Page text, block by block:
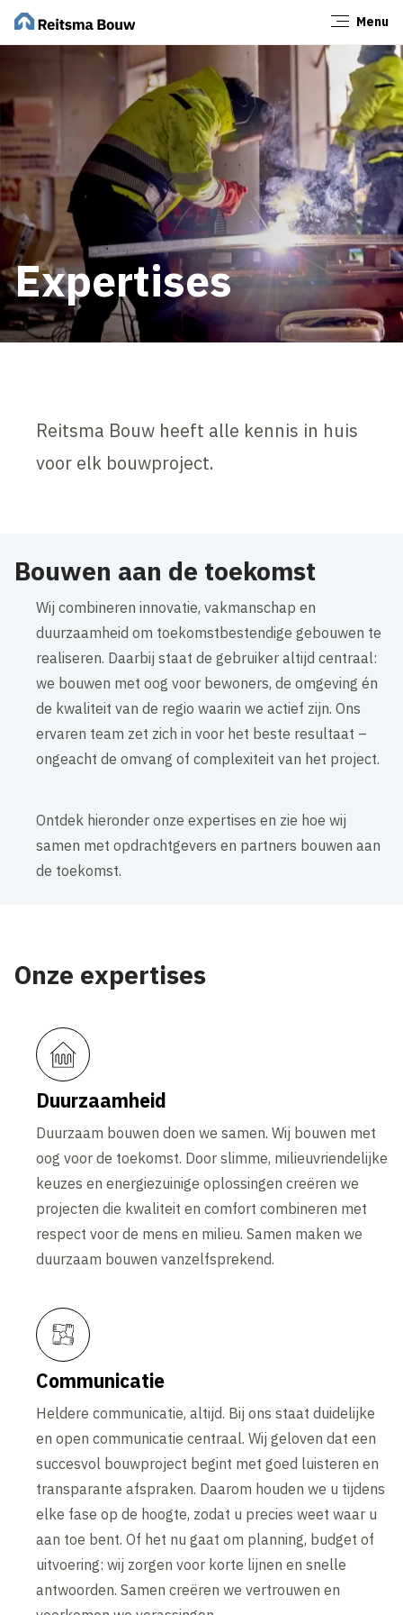
Menu
Expertises
Reitsma Bouw heeft alle kennis in huis
voor elk bouwproject.
Bouwen aan de toekomst
Wij combineren innovatie, vakmanschap en
duurzaamheid om toekomstbestendige gebouwen te
realiseren. Daarbij staat de gebruiker altijd centraal:
we bouwen met oog voor bewoners, de omgeving én
de kwaliteit van de regio waarin we actief zijn. Ons
ervaren team zet zich in voor het beste resultaat –
ongeacht de omvang of complexiteit van het project.
Ontdek hieronder onze expertises en zie hoe wij
samen met opdrachtgevers en partners bouwen aan
de toekomst.
Onze expertises
Duurzaamheid
Duurzaam bouwen doen we samen. Wij bouwen met
oog voor de toekomst. Door slimme, milieuvriendelijke
keuzes en energiezuinige oplossingen creëren we
projecten die kwaliteit en comfort combineren met
respect voor de mens en milieu. Samen maken we
duurzaam bouwen vanzelfsprekend.
Communicatie
Heldere communicatie, altijd. Bij ons staat duidelijke
en open communicatie centraal. Wij geloven dat een
succesvol bouwproject begint met goed luisteren en
transparante afspraken. Daarom houden we u tijdens
elke fase op de hoogte, zodat u precies weet waar u
aan toe bent. Of het nu gaat om planning, budget of
uitvoering: wij zorgen voor korte lijnen en snelle
antwoorden. Samen creëren we vertrouwen en
Sluiten